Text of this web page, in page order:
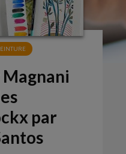
par